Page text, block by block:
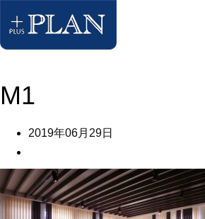
M1
2019年06月29日